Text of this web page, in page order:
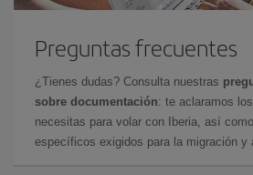
Preguntas frecuentes
¿Tienes dudas? Consulta nuestras
sobre documentación: te aclaramos
necesitas para volar con Iberia, así
específicos exigidos para la migración y